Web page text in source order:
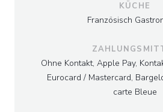
KÜCHE
Französisch
Ohne Kontakt, Apple Pay,
Eurocard / Mastercard,
carte Bleue